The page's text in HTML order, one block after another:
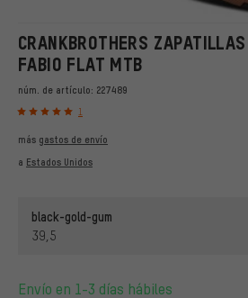
CRANKBROTHERS
FABIO FLAT MTB
núm. de artículo: 227489
1
más gastos de envío
a Estados Unidos
black-gold-gum
39,5
Envío en 1-3 días hábiles